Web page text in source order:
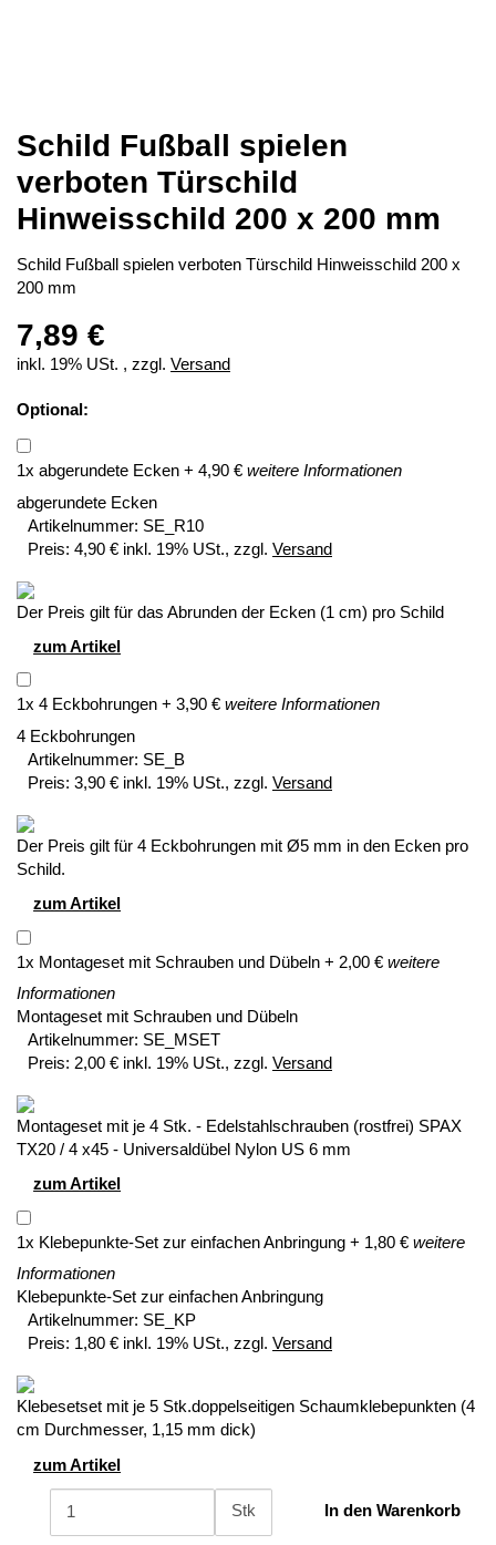
Schild Fußball spielen
verboten Türschild
Hinweisschild 200 x 200 mm
Schild Fußball spielen verboten Türschild Hinweisschild 200 x
200 mm
7,89 €
inkl. 19% USt. , zzgl. Versand
Optional:
1x abgerundete Ecken + 4,90 € weitere Informationen
abgerundete Ecken
Artikelnummer: SE_R10
Preis: 4,90 € inkl. 19% USt., zzgl. Versand
Der Preis gilt für das Abrunden der Ecken (1 cm) pro Schild
zum Artikel
1x 4 Eckbohrungen + 3,90 € weitere Informationen
4 Eckbohrungen
Artikelnummer: SE_B
Preis: 3,90 € inkl. 19% USt., zzgl. Versand
Der Preis gilt für 4 Eckbohrungen mit Ø5 mm in den Ecken pro
Schild.
zum Artikel
1x Montageset mit Schrauben und Dübeln + 2,00 € weitere
Informationen
Montageset mit Schrauben und Dübeln
Artikelnummer: SE_MSET
Preis: 2,00 € inkl. 19% USt., zzgl. Versand
Montageset mit je 4 Stk. - Edelstahlschrauben (rostfrei) SPAX
TX20 / 4 x45 - Universaldübel Nylon US 6 mm
zum Artikel
1x Klebepunkte-Set zur einfachen Anbringung + 1,80 € weitere
Informationen
Klebepunkte-Set zur einfachen Anbringung
Artikelnummer: SE_KP
Preis: 1,80 € inkl. 19% USt., zzgl. Versand
Klebesetset mit je 5 Stk.doppelseitigen Schaumklebepunkten (4
cm Durchmesser, 1,15 mm dick)
zum Artikel
Stk In den Warenkorb